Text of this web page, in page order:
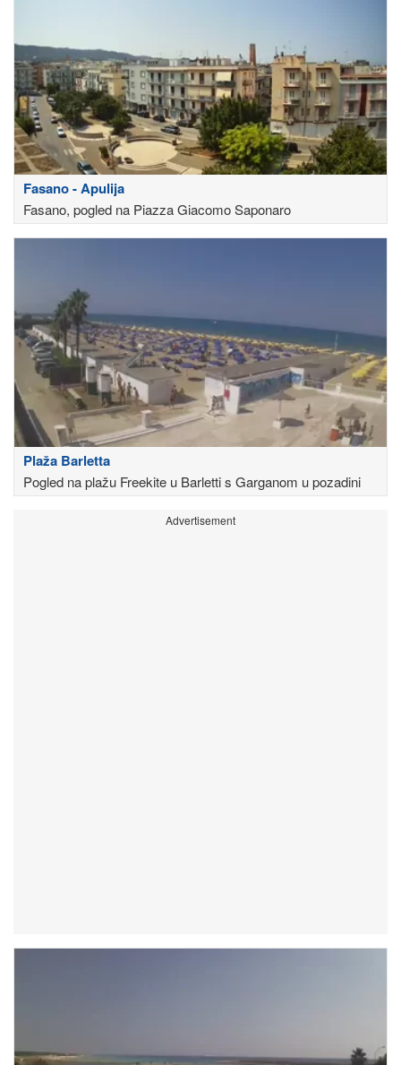
Fasano - Apulija
Fasano, pogled na Piazza Giacomo Saponaro
Plaža Barletta
Pogled na plažu Freekite u Barletti s Garganom u pozadini
Advertisement